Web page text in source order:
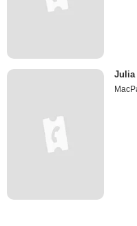
Julia